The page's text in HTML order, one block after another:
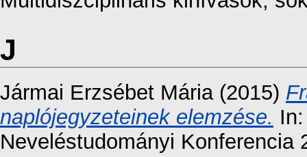
J
Jármai Erzsébet Mária(2015)
naplójegyzeteinek elemzése.
Neveléstudományi Konferencia